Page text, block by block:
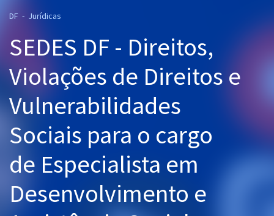
Cursos 20% OFF
Pós
Graduação
OAB
Mentorias
Questões grátis
Conteúdo gratuito
DF - Jurídicas
SEDES DF - Direitos,
Violações de Direitos e
Vulnerabilidades
Sociais para o cargo
de Especialista em
Desenvolvimento e